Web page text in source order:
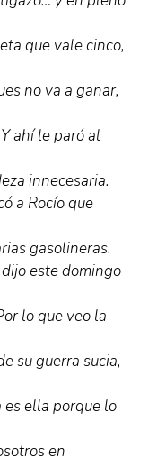
que vale cinco,
no va a ganar,
ahí le paró al
innecesaria.
a Rocío que
gasolineras.
este domingo
lo que veo la
su guerra sucia,
es ella porque lo
en